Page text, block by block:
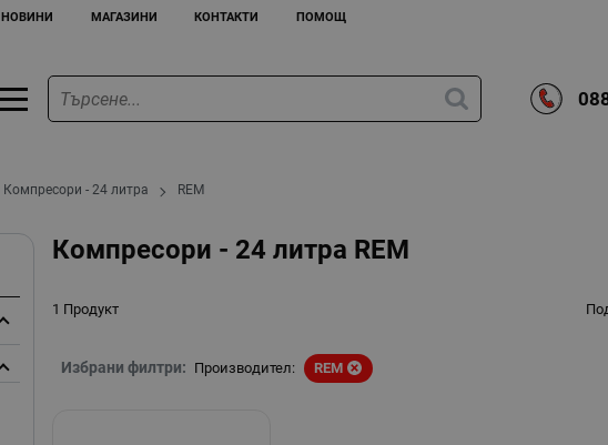
НОВИНИ МАГАЗИНИ КОНТАКТИ ПОМОЩ
Компресори - 24 литра REM
Компресори - 24 литра REM
1 Продукт
Избрани филтри: Производител: REM